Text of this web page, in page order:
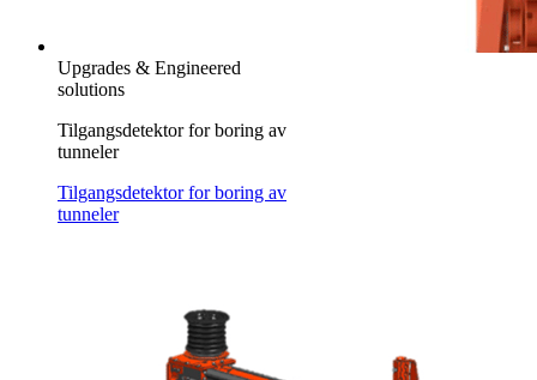
Upgrades & Engineered
solutions
Tilgangsdetektor for boring av
tunneler
Tilgangsdetektor for boring av
tunneler